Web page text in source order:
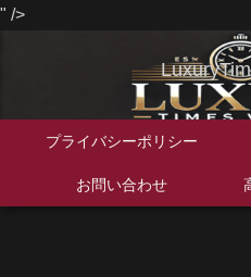
" />
プライバシーポリシー
お問い合わせ